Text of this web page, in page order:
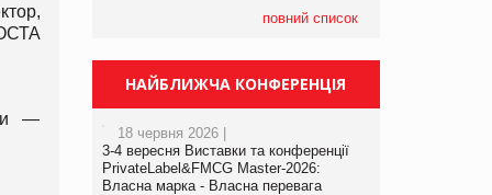
—
повний список
НАЙБЛИЖЧА КОНФЕРЕНЦІЯ
18 червня 2026 |
3-4 вересня Виставки та конференції
PrivateLabel&FMCG Master-2026:
Власна марка - Власна перевага